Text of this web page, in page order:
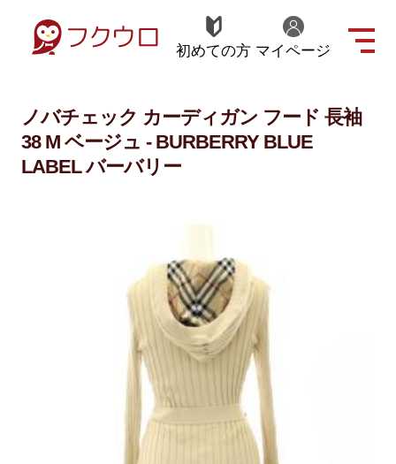
初めての方 マイページ
ノバチェック カーディガン フード 長袖
38 M ベージュ - BURBERRY BLUE
LABEL バーバリー